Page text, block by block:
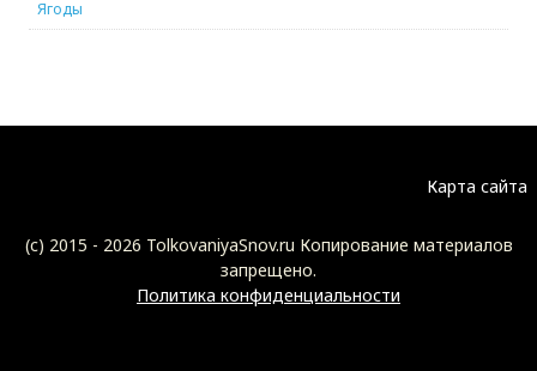
Ягоды
Карта сайта
(c) 2015 - 2026 TolkovaniyaSnov.ru Копирование материалов
запрещено.
Политика конфиденциальности